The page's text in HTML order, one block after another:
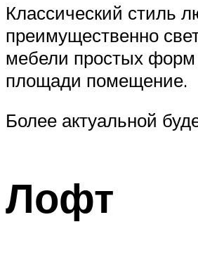
Классический стиль
преимущественно
мебели простых форм
площади помещение.
Более актуальной
Лофт